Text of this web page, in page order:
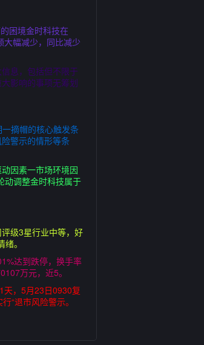
困境金时科技在
幅减少，同比减少
息，包括但不限于
影响的事项无筹划
摘帽的核心触发条
警示的情形等条
因素一市场环境因
动调整金时科技属于
级3星行业中等，好
。
达到跌停，换手率
万元，近5。
天，5月23日0930复
“退市风险警示。